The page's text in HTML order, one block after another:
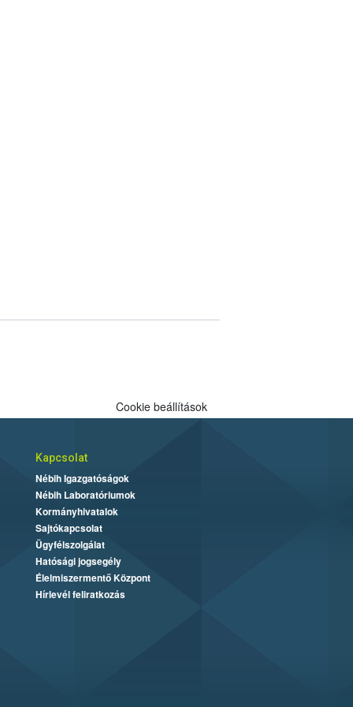
Cookie beállítások
Kapcsolat
Nébih Igazgatóságok
Nébih Laboratóriumok
Kormányhivatalok
Sajtókapcsolat
Ügyfélszolgálat
Hatósági jogsegély
Élelmiszermentő Központ
Hírlevél feliratkozás